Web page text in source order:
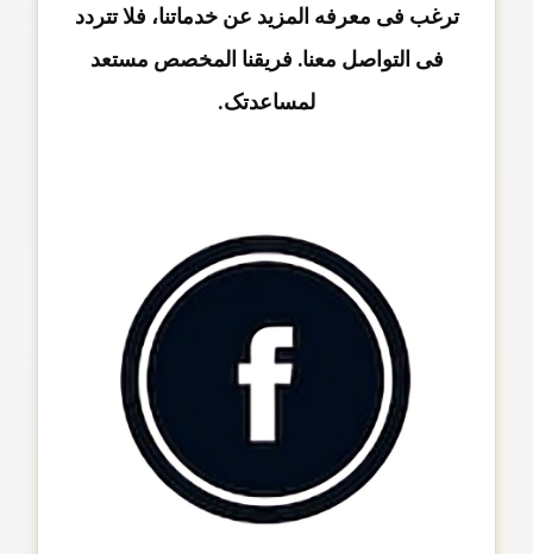
ترغب فی معرفه المزید عن خدماتنا، فلا تتردد
فی التواصل معنا. فریقنا المخصص مستعد
لمساعدتک.